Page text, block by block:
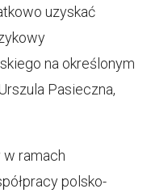
uzyskać
na określonym
Pasieczna,
ramach
polsko-